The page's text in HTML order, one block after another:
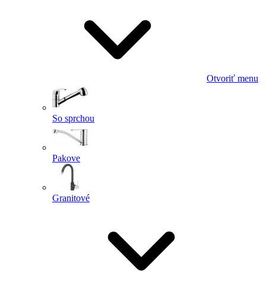
Otvoriť menu
So sprchou
Pakove
Granitové